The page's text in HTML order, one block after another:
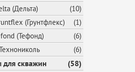
(Дельта)
(10)
(Грунтфлекс)
(1)
(Тефонд)
(6)
(6)
скважин (58)